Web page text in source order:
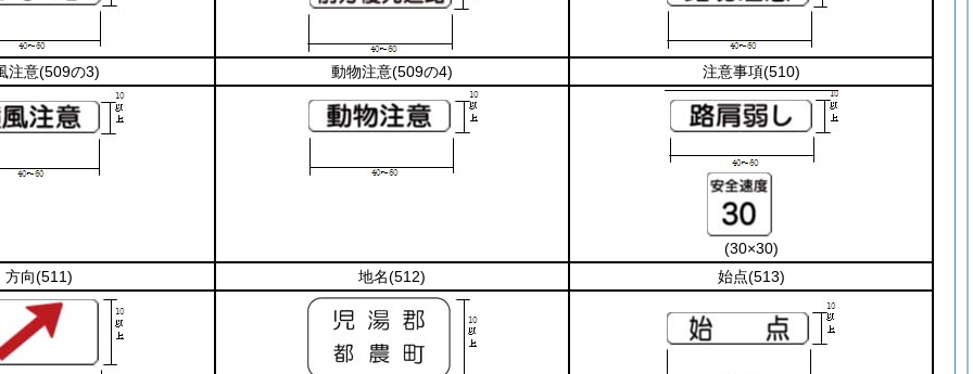
注意(509の3) 動物注意(509の4) 注意事項(510)
(30×30)
方向(511) 地名(512) 始点(513)